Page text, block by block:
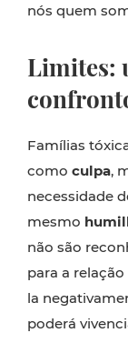
nós quem
Limites:
Famílias
como culpa,
necessidade
mesmo
não são
para a
la
poderá